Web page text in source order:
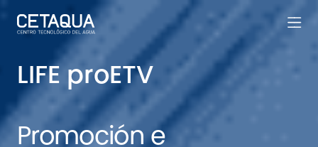
LIFE proETV
Promoción e